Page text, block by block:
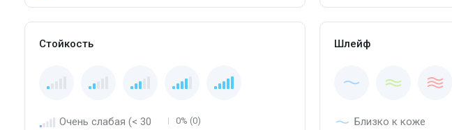
Стойкость
Очень слабая (< 30
0% (0)
Шлейф
Близко к коже